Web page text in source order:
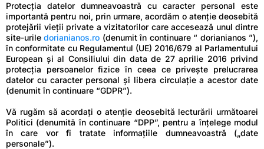
Protecția datelor dumneavoastră cu caracter personal este
importantă pentru noi, prin urmare, acordăm o atenție deosebită
protejării vieții private a vizitatorilor care accesează unul dintre
site-uriledorianianos.ro (denumit în continuare “ dorianianos ”),
în conformitate cu Regulamentul (UE) 2016/679 al Parlamentului
European și al Consiliului din data de 27 aprilie 2016 privind
protecția persoanelor fizice în ceea ce privește prelucrarea
datelor cu caracter personal și libera circulație a acestor date
(denumit în continuare “GDPR”).
Vă rugăm să acordați o atenție deosebită lecturării următoarei
Politici (denumită în continuare “DPP”, pentru a înțelege modul
în care vor fi tratate informațiile dumneavoastră („date
personale”).